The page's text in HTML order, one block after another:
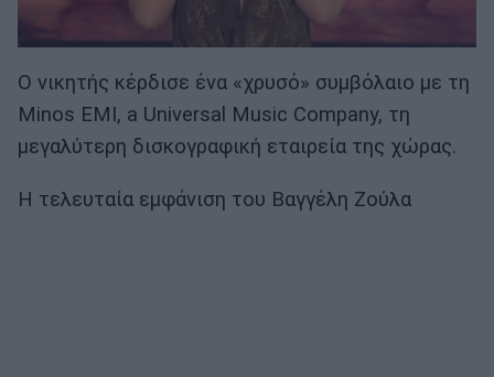
Ο νικητής κέρδισε ένα «χρυσό» συμβόλαιο με τη
Minos EMI, a Universal Music Company, τη
μεγαλύτερη δισκογραφική εταιρεία της χώρας.
H τελευταία εμφάνιση του Βαγγέλη Ζούλα